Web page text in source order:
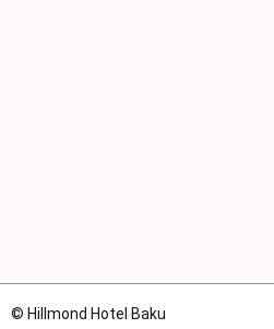
© Hillmond Hotel Baku